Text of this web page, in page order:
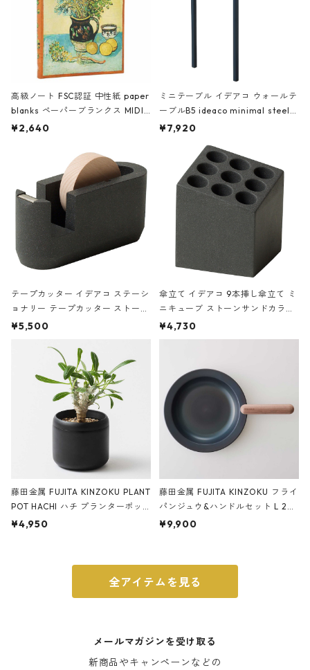
高級ノート FSC認証 中性紙 paper
blanks ペーパーブランクス MIDI
ハードカバー 罫線 ヴァン・ゴッホ
¥2,640
ミニテーブル イデアコ ウォールテ
ーブルB5 ideaco minimal steel f
urniture WALL Table B5 ネイビー
¥7,920
テープカッター イデアコ ステーシ
ョナリー テープカッター ストーン
サンドカラー 石調 ideaco Station
¥5,500
傘立て イデアコ 9本挿し傘立て ミ
ニキューブ ストーンサンドカラー
石調 ideaco Umbrella Stand CUB
E ストーンサンドブラック
¥4,730
藤田金属 FUJITA KINZOKU PLANT
POT HACHI ハチ プランターポッ
ト 3号 ブラック
¥4,950
藤田金属 FUJITA KINZOKU フライ
パンジュウ&ハンドルセット L 24c
m ガス火・IH対応 鉄フライパン
¥9,900
全アイテムを見る
メールマガジンを受け取る
新商品やキャンペーンなどの